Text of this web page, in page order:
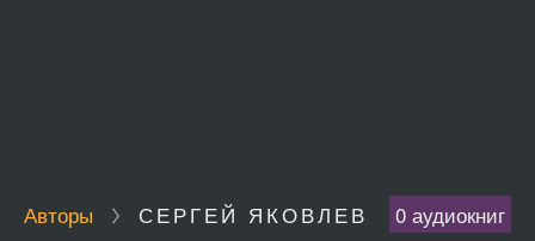
Авторы СЕРГЕЙ ЯКОВЛЕВ 0 аудиокниг